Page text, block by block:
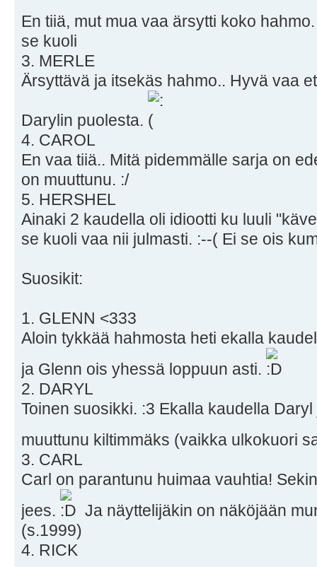
En tiiä, mut mua vaa ärsytti koko
se kuoli
3. MERLE
Ärsyttävä ja itsekäs hahmo.. Hyvä vaa
Darylin puolesta.
4. CAROL
En vaa tiiä.. Mitä pidemmälle sarja on
on muuttunu. :/
5. HERSHEL
Ainaki 2 kaudella oli idiootti ku luuli
se kuoli vaa nii julmasti. :--( Ei se ois
Suosikit:
1. GLENN <333
Aloin tykkää hahmosta heti ekalla
ja Glenn ois yhessä loppuun asti.
2. DARYL
Toinen suosikki. :3 Ekalla kaudella
muuttunu kiltimmäks (vaikka ulkokuori
3. CARL
Carl on parantunu huimaa vauhtia!
jees.
Ja näyttelijäkin on näköjään
(s.1999)
4. RICK